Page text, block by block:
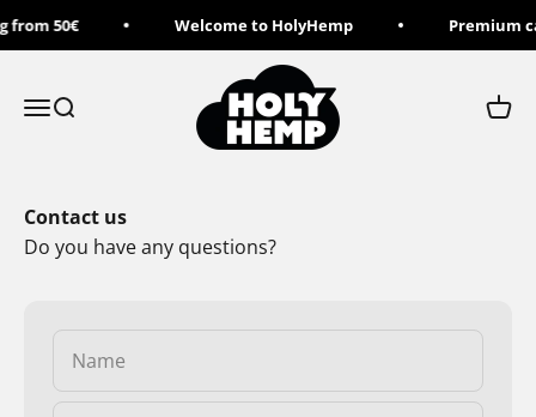
Skip to content
from 50€ Welcome to HolyHemp Premium
MenuSearch
Holy Hemp
Cart
Contact us
Do you have any questions?
Name